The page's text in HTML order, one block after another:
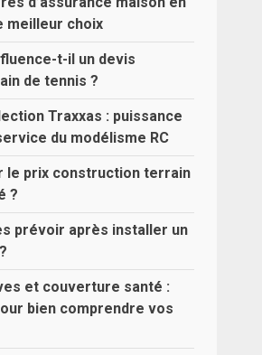
meilleur choix
t-il un devis
de tennis ?
Traxxas : puissance
du modélisme RC
le prix construction terrain
?
prévoir après installer un
et couverture santé :
bien comprendre vos